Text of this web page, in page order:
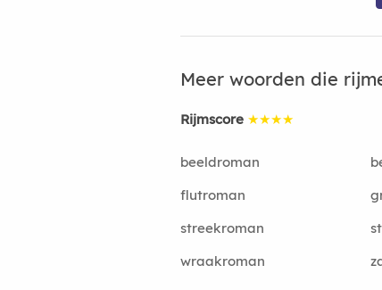
Meer woorden die
Rijmscore ★★★★
beeldroman
flutroman
streekroman
wraakroman